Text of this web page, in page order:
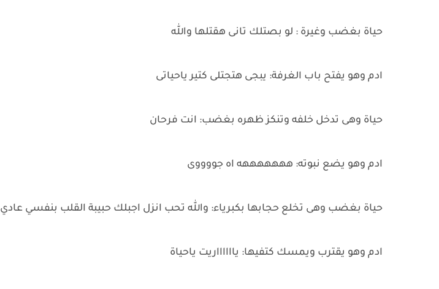
حياة بغضب وغيرة : لو بصتلك تانى هقتلها والله
ادم وهو يفتح باب الغرفة: يبجى هتجتلى كتير ياحياتى
حياة وهى تدخل خلفه وتنكز ظهره بغضب: انت فرحان
ادم وهو يضع نبوته: هههههههه اه جووووى
حياة بغضب وهى تخلع حجابها بكبرياء: والله تحب انزل اجبلك حبيبة القلب بنفسي عادي
ادم وهو يقترب ويمسك كتفيها: يااااااريت ياحياة